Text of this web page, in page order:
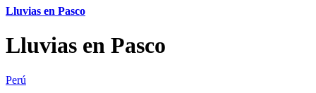
Lluvias en Pasco
Lluvias en Pasco
Perú